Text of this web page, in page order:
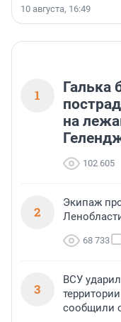
10 августа, 16:49
1
Галька
на
102 605
2
Экипаж
68 733
3
ВСУ
сообщили